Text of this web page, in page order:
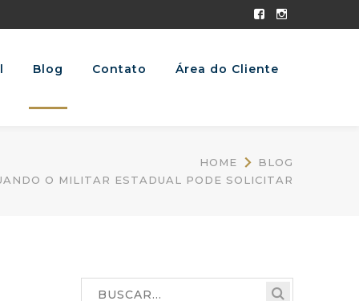
Facebook
Instagram
Blog Contato Área do Cliente
HOME
BLOG
O MILITAR ESTADUAL PODE SOLICITAR